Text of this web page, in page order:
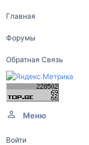
Главная
Форумы
Обратная Связь
Меню
Войти